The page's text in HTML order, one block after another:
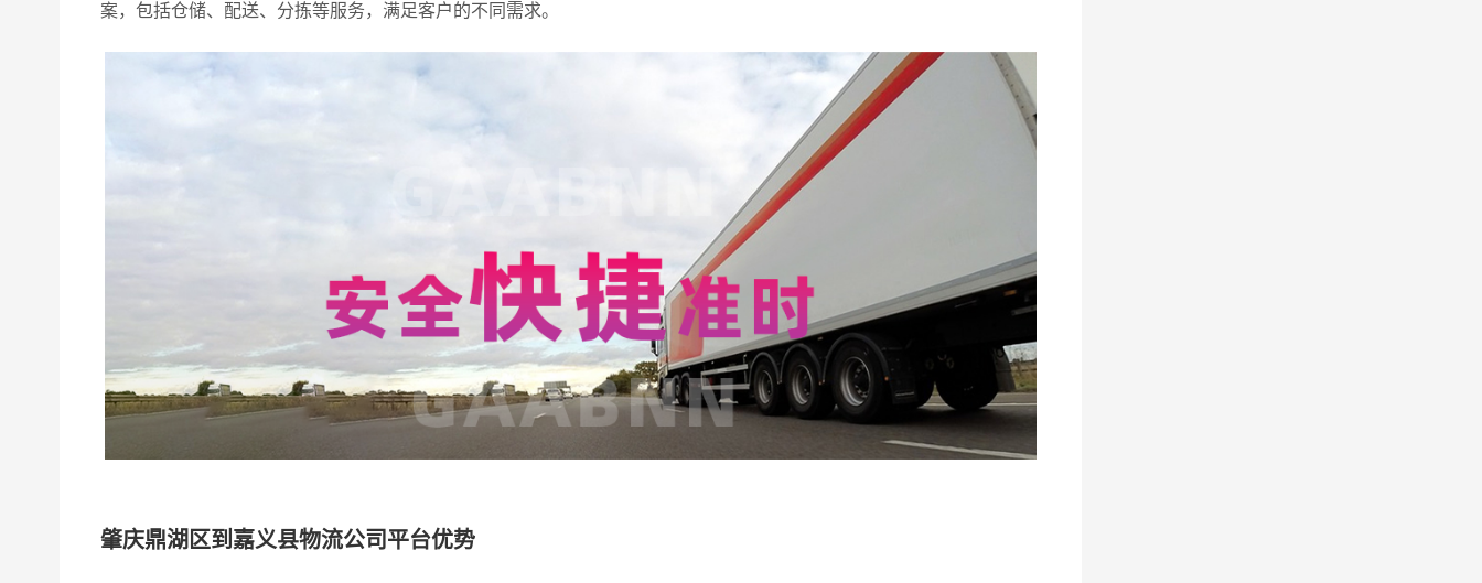
案，包括仓储、配送、分拣等服务，满足客户的不同需求。
肇庆鼎湖区到嘉义县物流公司平台优势